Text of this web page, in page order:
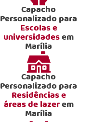
Capacho
Personalizado para
Escolas e
universidadesem
Marília
Capacho
Personalizado para
Residências e
áreas de lazerem
Marília